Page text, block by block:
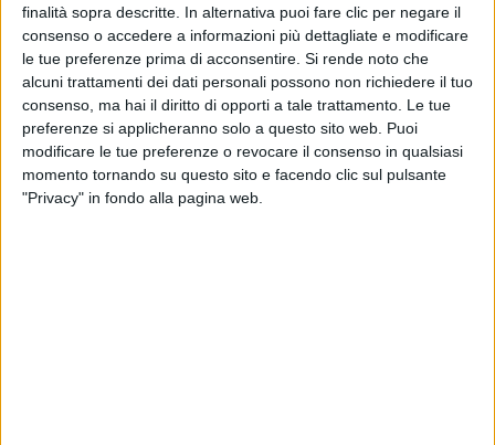
finalità sopra descritte. In alternativa puoi fare clic per negare il
consenso o accedere a informazioni più dettagliate e modificare
le tue preferenze prima di acconsentire. Si rende noto che
alcuni trattamenti dei dati personali possono non richiedere il tuo
consenso, ma hai il diritto di opporti a tale trattamento. Le tue
preferenze si applicheranno solo a questo sito web. Puoi
modificare le tue preferenze o revocare il consenso in qualsiasi
momento tornando su questo sito e facendo clic sul pulsante
"Privacy" in fondo alla pagina web.
GAIA